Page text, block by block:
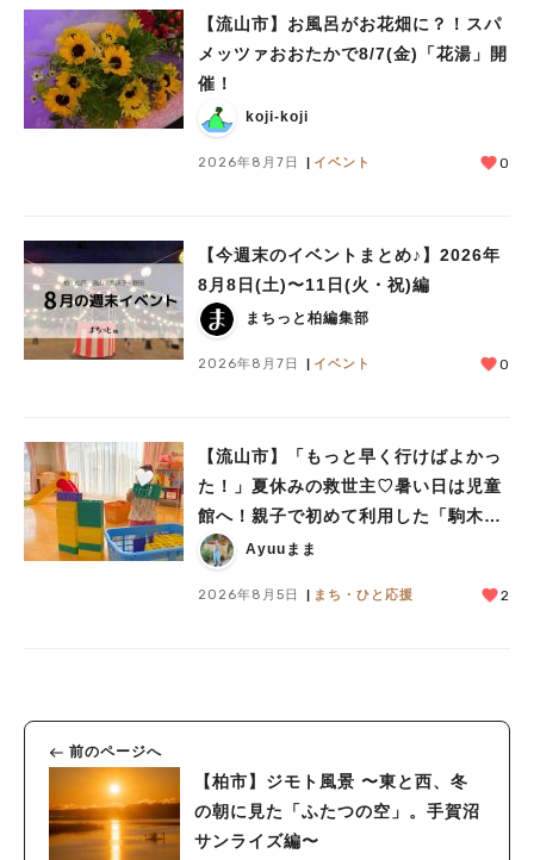
【流山市】お風呂がお花畑に？！スパ
メッツァおおたかで8/7(金)「花湯」開
催！
koji-koji
2026年8月7日 イベント 0
【今週末のイベントまとめ♪】2026年
8月8日(土)〜11日(火・祝)編
まちっと柏編集部
2026年8月7日 イベント 0
【流山市】「もっと早く行けばよかっ
た！」夏休みの救世主♡暑い日は児童
館へ！親子で初めて利用した「駒木台
児童館」レポート
Ayuuまま
2026年8月5日 まち・ひと応援 2
前のページへ
【柏市】ジモト風景 〜東と西、冬
の朝に見た「ふたつの空」。手賀沼
サンライズ編〜
#ラーメン#ショッピング #カフェ#スイーツ#パン#カレー#柏駅
#イベント#公園#教えたい／教えて投稿記事
#教えたい/こんなの見つけた